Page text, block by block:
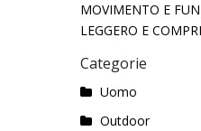
MOVIMENTO E
LEGGERO E
Categorie
Uomo
Outdoor